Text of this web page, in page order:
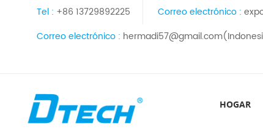
Tel : +86 13729892225 Correo electrónico :
Correo electrónico :
HOGAR